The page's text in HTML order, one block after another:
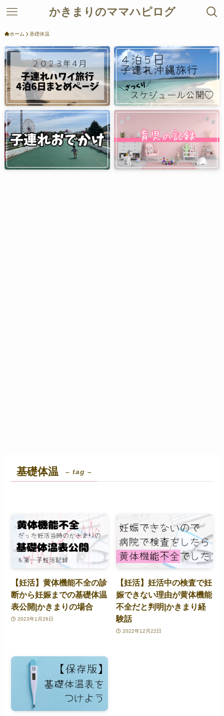
かきまりのママハピログ
ホーム 基礎体温
基礎体温 – tag –
【妊活】黄体機能不全の診
断から妊娠までの基礎体温
表公開|かきまりの場合
2023年1月26日
【妊活】妊活中の検査で妊
娠できない理由が黄体機能
不全だと判明|かきまり経
験話
2022年12月22日